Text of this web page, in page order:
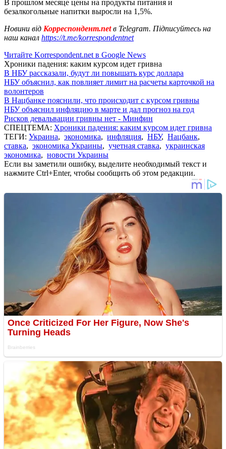
В прошлом месяце цены на продукты питания и
безалкогольные напитки выросли на 1,5%.
Новини від Корреспондент.netв Telegram. Підписуйтесь на
наш канал https://t.me/korrespondentnet
Читайте Korrespondent.net в Google News
Хроники падения: каким курсом идет гривна
В НБУ рассказали, будут ли повышать курс доллара
НБУ объяснил, как повлияет лимит на расчеты карточкой на
волонтеров
В Нацбанке пояснили, что происходит с курсом гривны
НБУ объяснил инфляцию в марте и дал прогноз на год
Рисков девальвации гривны нет - Минфин
СПЕЦТЕМА: Хроники падения: каким курсом идет гривна
ТЕГИ: Украина, экономика, инфляция, НБУ, Нацбанк,
ставка, экономика Украины, учетная ставка, украинская
экономика, новости Украины
Если вы заметили ошибку, выделите необходимый текст и
нажмите Ctrl+Enter, чтобы сообщить об этом редакции.